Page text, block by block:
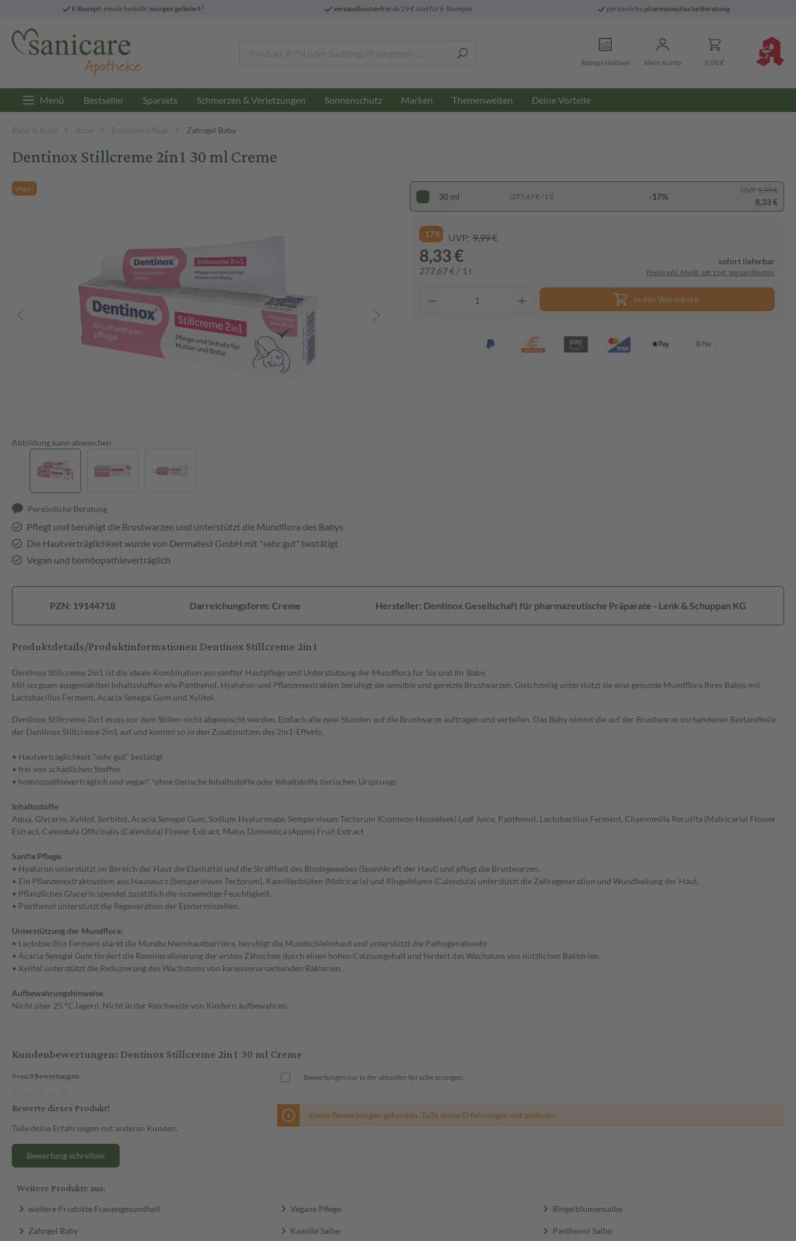
E-Rezept: Heute bestellt, morgen geliefert3 versandkostenfreiab 29 € und für E-Rezepte persönliche pharmazeutische Beratung
Rezept einlösen Mein Konto 0,00 €
Menü Bestseller Sparsets Schmerzen & Verletzungen Sonnenschutz Marken Themenwelten Deine Vorteile
Baby & Kind Baby Babyzahnpflege Zahngel Baby
Dentinox Stillcreme 2in1 30 ml Creme
Vegan
Abbildung kann abweichen
Persönliche Beratung
Pflegt und beruhigt die Brustwarzen und unterstützt die Mundflora des Babys
Die Hautverträglichkeit wurde von Dermatest GmbH mit "sehr gut" bestätigt
Vegan und homöopathieverträglich
30 ml (277,67 € / 1 l) -17%
UVP: 9,99 €
8,33 €
-17% UVP: 9,99 €
8,33 €
277,67 € / 1 l
sofort lieferbar
Preise inkl. MwSt. ggf. zzgl. Versandkosten
In den Warenkorb
PZN: 19144718 Darreichungsform: Creme Hersteller: Dentinox Gesellschaft für pharmazeutische Präparate - Lenk & Schuppan KG
Produktdetails/Produktinformationen Dentinox Stillcreme 2in1
Dentinox Stillcreme 2in1 ist die ideale Kombination aus sanfter Hautpflege und Unterstützung der Mundflora für Sie und Ihr Baby.
Mit sorgsam ausgewählten Inhaltsstoffen wie Panthenol, Hyaluron und Pflanzenextrakten beruhigt sie sensible und gereizte Brustwarzen. Gleichzeitig unterstützt sie eine gesunde Mundflora Ihres Babys mit
Lactobacillus Ferment, Acacia Senegal Gum und Xylitol.
Dentinox Stillcreme 2in1 muss vor dem Stillen nicht abgewischt werden. Einfach alle zwei Stunden auf die Brustwarze auftragen und verteilen. Das Baby nimmt die auf der Brustwarze vorhandenen Bestandteile
der Dentinox Stillcreme 2in1 auf und kommt so in den Zusatznutzen des 2in1-Effekts.
• Hautverträglichkeit "sehr gut" bestätigt
• frei von schädlichen Stoffen
• homöopathieverträglich und vegan* *ohne tierische Inhaltsstoffe oder Inhaltstoffe tierischen Ursprungs
Inhaltsstoffe
Aqua, Glycerin, Xylitol, Sorbitol, Acacia Senegal Gum, Sodium Hyaluronate, Sempervivum Tectorum (Common Houseleek) Leaf Juice, Panthenol, Lactobacillus Ferment, Chamomilla Recutita (Matricaria) Flower
Extract, Calendula Officinalis (Calendula) Flower Extract, Malus Domestica (Apple) Fruit Extract
Sanfte Pflege:
• Hyaluron unterstützt im Bereich der Haut die Elastizität und die Straffheit des Bindegewebes (Spannkraft der Haut) und pflegt die Brustwarzen.
• Ein Pflanzenextraktsystem aus Hauswurz (Sempervivum Tectorum), Kamillenblüten (Matricaria) und Ringelblume (Calendula) unterstützt die Zellregeneration und Wundheilung der Haut.
• Pflanzliches Glycerin spendet zusätzlich die notwendige Feuchtigkeit.
• Panthenol unterstützt die Regeneration der Epidermiszellen.
Unterstützung der Mundflora:
• Lactobacillus Ferment stärkt die Mundschleimhautbarriere, beruhigt die Mundschleimhaut und unterstützt die Pathogenabwehr.
• Acacia Senegal Gum fördert die Remineralisierung der ersten Zähnchen durch einen hohen Calziumgehalt und fördert das Wachstum von nützlichen Bakterien.
• Xylitol unterstützt die Reduzierung des Wachstums von kariesverursachenden Bakterien.
Aufbewahrungshinweise
Nicht über 25 °C lagern. Nicht in der Reichweite von Kindern aufbewahren.
Kundenbewertungen: Dentinox Stillcreme 2in1 30 ml Creme
0 von 0 Bewertungen
Bewerte dieses Produkt!
Teile deine Erfahrungen mit anderen Kunden.
Bewertung schreiben
Bewertungen nur in der aktuellen Sprache anzeigen.
Keine Bewertungen gefunden. Teile deine Erfahrungen mit anderen.
Weitere Produkte aus:
weitere Produkte Frauengesundheit Vegane Pflege Ringelblumensalbe
Zahngel Baby Kamille Salbe Panthenol Salbe